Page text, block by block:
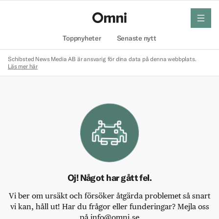
Toppnyheter Senaste nytt
meny
Schibsted News Media AB är ansvarig för dina data på denna webbplats.
Läs mer här
Oj! Något har gått fel.
Vi ber om ursäkt och försöker åtgärda problemet så snart
vi kan, håll ut! Har du frågor eller funderingar? Mejla oss